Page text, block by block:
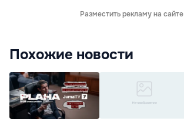
Разместить рекламу на сайте
Похожие новости